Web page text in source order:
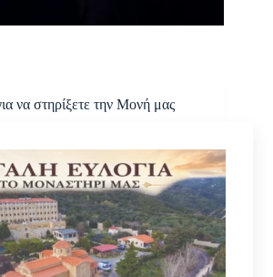
να στηρίξετε την Μονή μας